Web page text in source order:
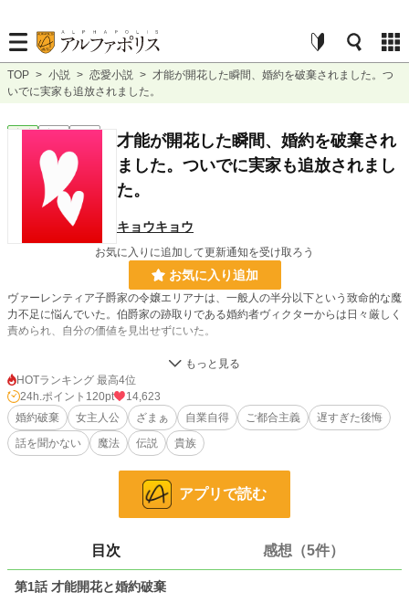
TOP > 小説 > 恋愛小説 > 才能が開花した瞬間、婚約を破棄されました。つ
いでに実家も追放されました。
恋愛 完結 短編
才能が開花した瞬間、婚約を破棄され
ました。ついでに実家も追放されまし
た。
キョウキョウ
お気に入りに追加して更新通知を受け取ろう
お気に入り追加
ヴァーレンティア子爵家の令嬢エリアナは、一般人の半分以下という致命的な魔
力不足に悩んでいた。伯爵家の跡取りである婚約者ヴィクターからは日々厳しく
責められ、自分の価値を見出せずにいた。
そんな彼女が、厳しい指導を乗り越えて伝説の「古代魔法」の習得に成功した。
100年以上前から使い手が現れていない、全ての魔法の根源とされる究極の力。
喜び勇んで婚約者に報告しようとしたその瞬間――
「君との婚約を破棄することが決まった」
は除籍処分を言い渡され、身一つで屋敷から追い出される。すべてを失ったエリ
つことにしたエリアナは、古代魔法の力で次々と困難を解決し、やがて大きな名
声を獲得していく。
一方、エリアナを捨てた元婚約者ヴィクターと実家は、不運が重なる厳しい現実
HOTランキング 最高4位
24h.ポイント 120pt
14,623
婚約破棄
女主人公 ざまぁ 自業自得 ご都合主義
遅すぎた後悔
話を聞かない
魔法 伝説 貴族
アプリで読む
目次 感想（5件）
第1話 才能開花と婚約破棄